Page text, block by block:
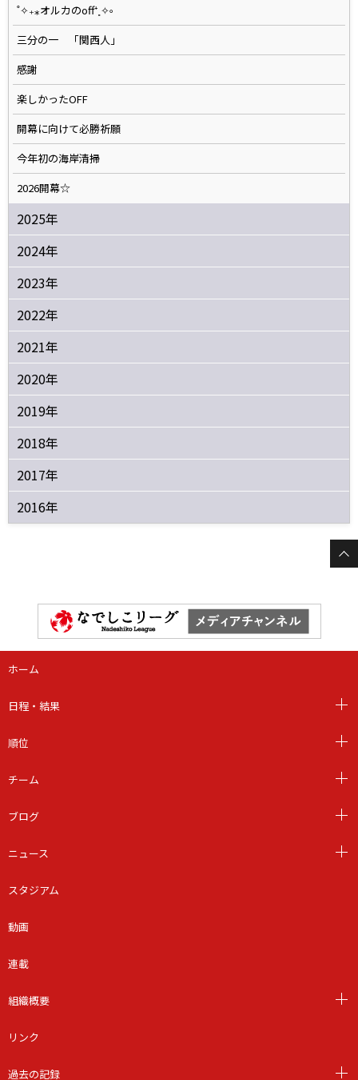
˚✧₊⁎オルカのoff⁺˳✧༚
三分の一 「関西人」
感謝
楽しかったOFF
開幕に向けて必勝祈願
今年初の海岸清掃
2026開幕☆
2025年
2024年
2023年
2022年
2021年
2020年
2019年
2018年
2017年
2016年
ホーム
日程・結果
順位
チーム
ブログ
ニュース
スタジアム
動画
連載
組織概要
リンク
過去の記録